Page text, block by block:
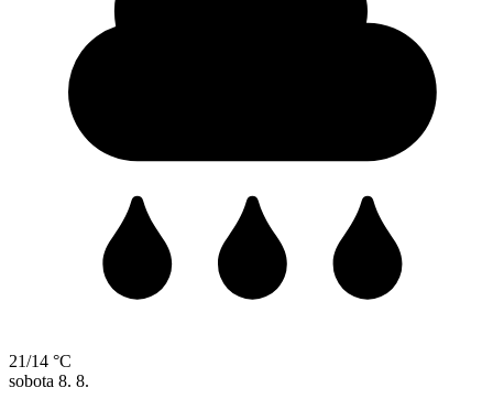
21/14 °C
sobota 8. 8.